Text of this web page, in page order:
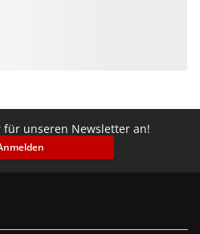
für unseren Newsletter an!